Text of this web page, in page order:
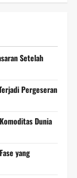
Setelah
Pergeseran
Dunia
yang